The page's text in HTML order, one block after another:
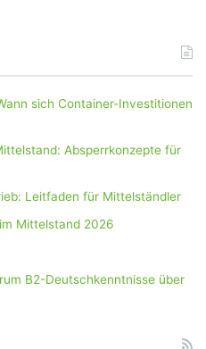
sich Container-Investitionen
Absperrkonzepte für
Leitfaden für Mittelständler
Mittelstand 2026
B2-Deutschkenntnisse über